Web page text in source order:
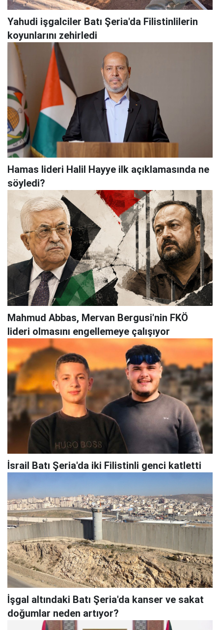
Yahudi işgalciler Batı Şeria'da Filistinlilerin
koyunlarını zehirledi
Hamas lideri Halil Hayye ilk açıklamasında ne
söyledi?
Mahmud Abbas, Mervan Bergusi'nin FKÖ
lideri olmasını engellemeye çalışıyor
İsrail Batı Şeria'da iki Filistinli genci katletti
İşgal altındaki Batı Şeria'da kanser ve sakat
doğumlar neden artıyor?